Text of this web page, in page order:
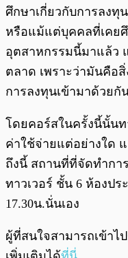
ศึกษาเกี่ยวกับการลงทุ
หรือแม้แต่บุคคลที่เคย
อุตสาหกรรมนี้มาแล้ว
ตลาด เพราะว่ามันคือ
การลงทุนเข้ามาด้วยกั
โดยคอร์สในครั้งนี้นั้นท
ค่าใช้จ่ายแต่อย่างใด
ถึงนี้ สถานที่ที่จัดทำกา
ทาวเวอร์ ชั้น 6 ห้องปร
17.30น.นั่นเอง
ผู้ที่สนใจสามารถเข้าไ